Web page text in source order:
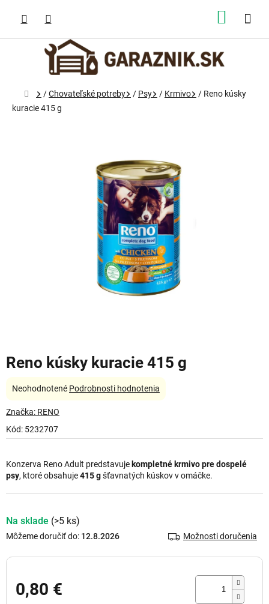
Domov
/Chovateľské potreby / Psy / Krmivo / Reno kúsky
kuracie 415 g
Reno kúsky kuracie 415 g
Kód: 5232707
Na sklade (>5 ks)
Môžeme doručiť do: 12.8.2026 Možnosti doručenia
0,80 €
Konzerva Reno Adult predstavuje kompletné krmivo pre dospelé
psy, ktoré obsahuje415 gšťavnatých kúskov v omáčke.
Priemerné
produktu
0,0
hviezdičiek.
Neohodnotené Podrobnosti hodnotenia
Značka: RENO